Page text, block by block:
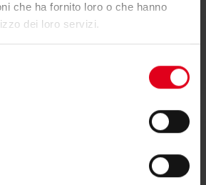
che ha fornito loro o che hanno
dei loro servizi.